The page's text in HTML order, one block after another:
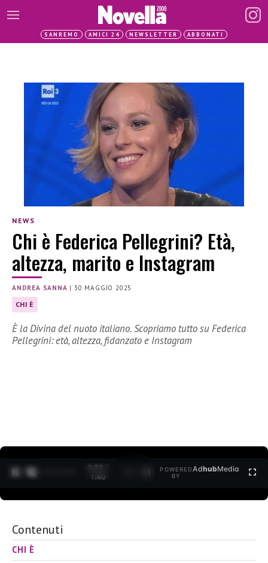
SANREMO AMICI 24 NEWSLETTER ABBONATI
NEWS
Chi è Federica Pellegrini? Età,
altezza, marito e Instagram
ANDREA SANNA |30 MAGGIO 2025
CHI È
È la Divina del nuoto italiano. Scopriamo tutto su Federica
Pellegrini: età, altezza, fidanzato e Instagram
0:30 /
1:40
POWERED
BY
AdhubMedia
Contenuti
CHI È